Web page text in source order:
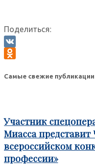
Поделиться:
VK
Самые свежие публикации
Участник
Миасса
всероссийском
профессии»